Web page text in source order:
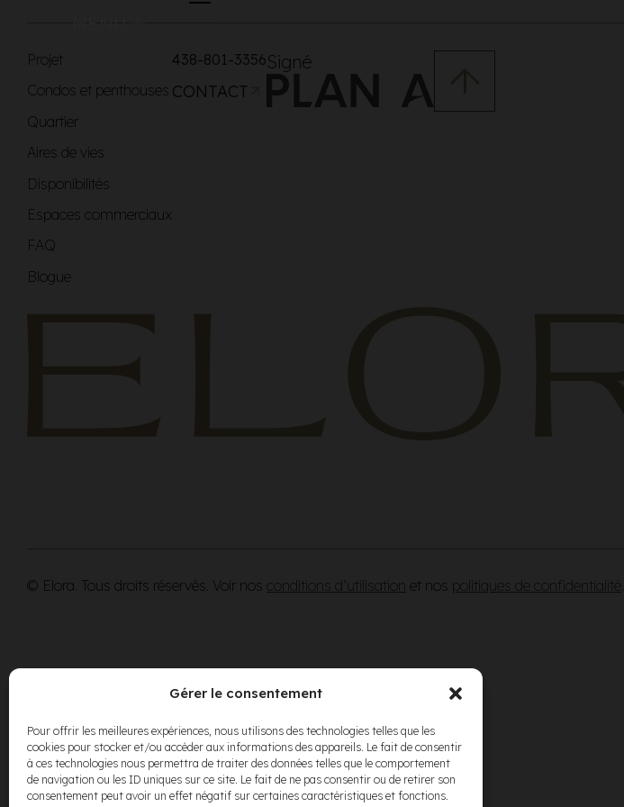
Gérer le consentement
Pour offrir les meilleures expériences, nous utilisons des technologies telles que les
cookies pour stocker et/ou accéder aux informations des appareils. Le fait de consentir
à ces technologies nous permettra de traiter des données telles que le comportement
de navigation ou les ID uniques sur ce site. Le fait de ne pas consentir ou de retirer son
consentement peut avoir un effet négatif sur certaines caractéristiques et fonctions.
MENU
Projet
Condos et penthouses
Quartier
Aires de vies
Disponibilités
Espaces commerciaux
FAQ
Blogue
438-801-3356
CONTACT
Signé
© Elora. Tous droits réservés. Voir nos conditions d’utilisation et nos politiques de confidentialité